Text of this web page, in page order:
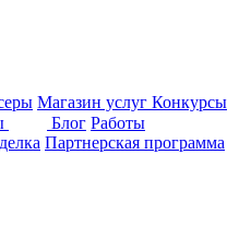
Магазин услуг Конкурсы
Блог Работы
Партнерская программа